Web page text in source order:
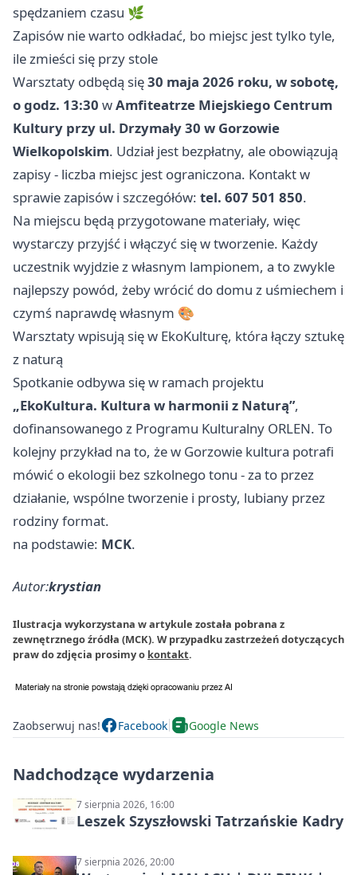
spędzaniem czasu 🌿
Zapisów nie warto odkładać, bo miejsc jest tylko tyle,
ile zmieści się przy stole
Warsztaty odbędą się30 maja 2026 roku, w sobotę,
o godz. 13:30 wAmfiteatrze Miejskiego Centrum
Kultury przy ul. Drzymały 30 w Gorzowie
Wielkopolskim. Udział jest bezpłatny, ale obowiązują
zapisy - liczba miejsc jest ograniczona. Kontakt w
sprawie zapisów i szczegółów: tel. 607 501 850.
Na miejscu będą przygotowane materiały, więc
wystarczy przyjść i włączyć się w tworzenie. Każdy
uczestnik wyjdzie z własnym lampionem, a to zwykle
najlepszy powód, żeby wrócić do domu z uśmiechem i
czymś naprawdę własnym 🎨
Warsztaty wpisują się w EkoKulturę, która łączy sztukę
z naturą
Spotkanie odbywa się w ramach projektu
„EkoKultura. Kultura w harmonii z Naturą”,
dofinansowanego z Programu Kulturalny ORLEN. To
kolejny przykład na to, że w Gorzowie kultura potrafi
mówić o ekologii bez szkolnego tonu - za to przez
działanie, wspólne tworzenie i prosty, lubiany przez
rodziny format.
na podstawie: MCK.
Autor:krystian
Ilustracja wykorzystana w artykule została pobrana z
zewnętrznego źródła (MCK). W przypadku zastrzeżeń dotyczących
praw do zdjęcia prosimy o kontakt.
Zaobserwuj nas! Facebook Google News
Nadchodzące wydarzenia
7 sierpnia 2026, 16:00
Leszek Szyszłowski Tatrzańskie Kadry
7 sierpnia 2026, 20:00